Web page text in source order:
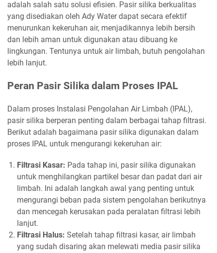
adalah salah satu solusi efisien. Pasir silika berkualitas
yang disediakan oleh Ady Water dapat secara efektif
menurunkan kekeruhan air, menjadikannya lebih bersih
dan lebih aman untuk digunakan atau dibuang ke
lingkungan. Tentunya untuk air limbah, butuh pengolahan
lebih lanjut.
Peran Pasir Silika dalam Proses IPAL
Dalam proses Instalasi Pengolahan Air Limbah (IPAL),
pasir silika berperan penting dalam berbagai tahap filtrasi.
Berikut adalah bagaimana pasir silika digunakan dalam
proses IPAL untuk mengurangi kekeruhan air:
Filtrasi Kasar: Pada tahap ini, pasir silika digunakan
untuk menghilangkan partikel besar dan padat dari air
limbah. Ini adalah langkah awal yang penting untuk
mengurangi beban pada sistem pengolahan berikutnya
dan mencegah kerusakan pada peralatan filtrasi lebih
lanjut.
Filtrasi Halus: Setelah tahap filtrasi kasar, air limbah
yang sudah disaring akan melewati media pasir silika